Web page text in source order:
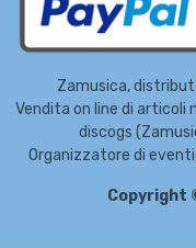
Zamusica,
Vendita on line di articoli
discogs
Organizzatore di
Copyright